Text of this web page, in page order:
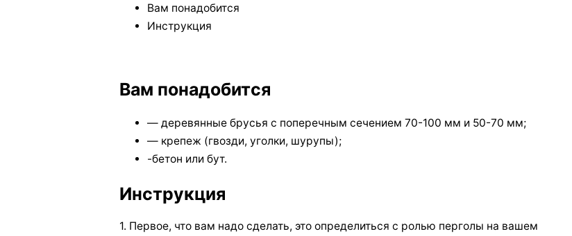
Вам понадобится
Инструкция
Вам понадобится
— деревянные брусья с поперечным сечением 70-100 мм и 50-70 мм;
— крепеж (гвозди, уголки, шурупы);
-бетон или бут.
Инструкция
1. Первое, что вам надо сделать, это определиться с ролью перголы на вашем